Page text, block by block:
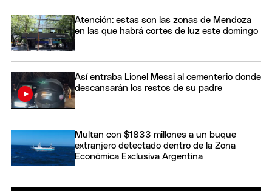
Atención: estas son las zonas de Mendoza
en las que habrá cortes de luz este domingo
Así entraba Lionel Messi al cementerio donde
descansarán los restos de su padre
Multan con $1833 millones a un buque
extranjero detectado dentro de la Zona
Económica Exclusiva Argentina